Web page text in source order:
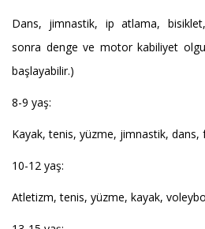
Dans, jimnastik, ip atlama,
sonra denge ve motor kabiliyet
başlayabilir.)
8-9 yaş:
Kayak, tenis, yüzme, jimnastik, dans,
10-12 yaş:
Atletizm, tenis, yüzme, kayak,